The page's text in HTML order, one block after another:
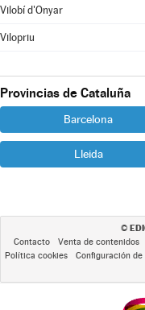
Vilobí d'Onyar
Vilopriu
Provincias de Cataluña
Barcelona
Lleida
©
Contacto Venta de contenidos
Política cookies
Configuración de